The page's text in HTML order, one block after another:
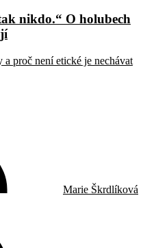
nikdo.“ O holubech
proč není etické je nechávat
Marie Škrdlíková